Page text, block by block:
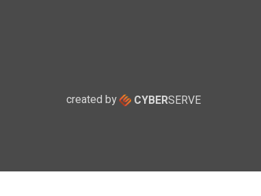
created by CYBERSERVE